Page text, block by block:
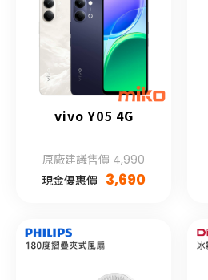
vivo Y05 4G
原廠建議售價 4,990
現金優惠價 3,690